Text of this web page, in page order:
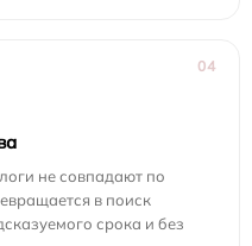
04
не совпадают по
в поиск
срока и без